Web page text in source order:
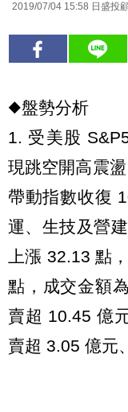
2019/07/04 15:58 日盛投
◆盤勢分析
1. 受美股
現跳空開高震
帶動指數收復
運、生技及營
上漲 32.13 點
點，成交金額
賣超 10.45 億
賣超 3.05 億元